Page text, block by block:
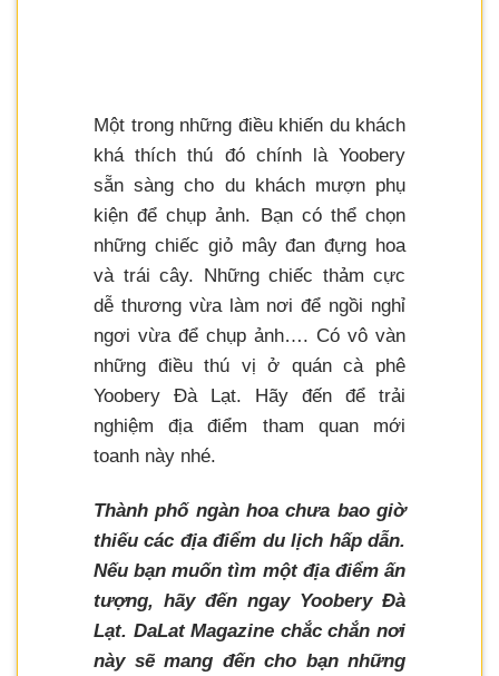
Một trong những điều khiến du khách
khá thích thú đó chính là Yoobery
sẵn sàng cho du khách mượn phụ
kiện để chụp ảnh. Bạn có thể chọn
những chiếc giỏ mây đan đựng hoa
và trái cây. Những chiếc thảm cực
dễ thương vừa làm nơi để ngồi nghỉ
ngơi vừa để chụp ảnh…. Có vô vàn
những điều thú vị ở quán cà phê
Yoobery Đà Lạt. Hãy đến để trải
nghiệm địa điểm tham quan mới
toanh này nhé.
Thành phố ngàn hoa chưa bao giờ
thiếu các địa điểm du lịch hấp dẫn.
Nếu bạn muốn tìm một địa điểm ấn
tượng, hãy đến ngay Yoobery Đà
Lạt. DaLat Magazine chắc chắn nơi
này sẽ mang đến cho bạn những